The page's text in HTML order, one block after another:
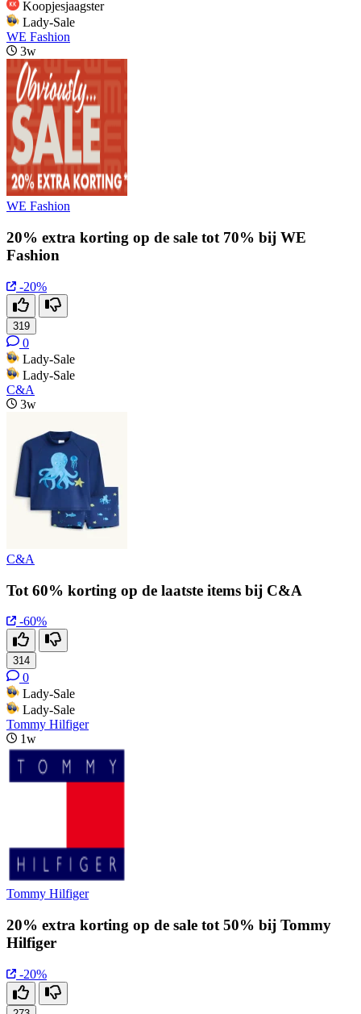
Koopjesjaagster
Lady-Sale
WE Fashion
3w
WE Fashion
20% extra korting op de sale tot 70% bij WE
Fashion
-20%
319
0
Lady-Sale
Lady-Sale
C&A
3w
C&A
Tot 60% korting op de laatste items bij C&A
-60%
314
0
Lady-Sale
Lady-Sale
Tommy Hilfiger
1w
Tommy Hilfiger
20% extra korting op de sale tot 50% bij Tommy
Hilfiger
-20%